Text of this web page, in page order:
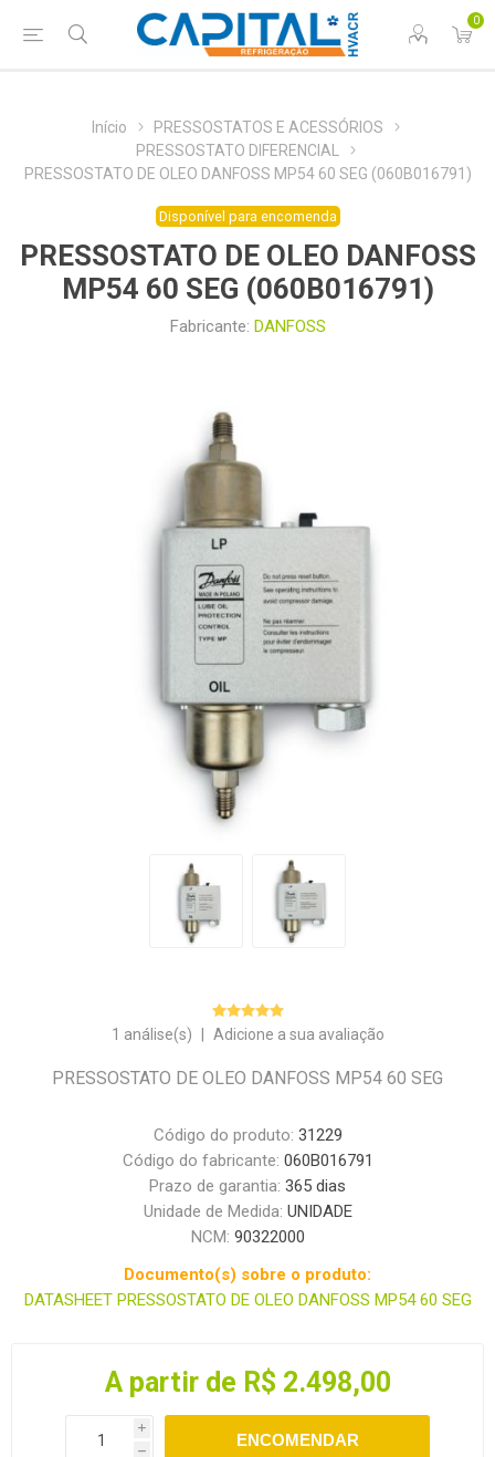
0
Início
PRESSOSTATOS E ACESSÓRIOS
PRESSOSTATO DIFERENCIAL
PRESSOSTATO DE OLEO DANFOSS MP54 60 SEG (060B016791)
Disponível para encomenda
PRESSOSTATO DE OLEO DANFOSS
MP54 60 SEG (060B016791)
Fabricante: DANFOSS
1 análise(s) Adicione a sua avaliação
PRESSOSTATO DE OLEO DANFOSS MP54 60 SEG
Código do produto: 31229
Código do fabricante: 060B016791
Prazo de garantia: 365 dias
Unidade de Medida: UNIDADE
NCM: 90322000
Documento(s) sobre o produto:
DATASHEET PRESSOSTATO DE OLEO DANFOSS MP54 60 SEG
A partir de R$ 2.498,00
i
h
ENCOMENDAR